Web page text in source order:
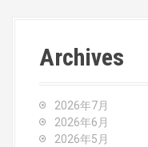
Archives
2026年7月
2026年6月
2026年5月